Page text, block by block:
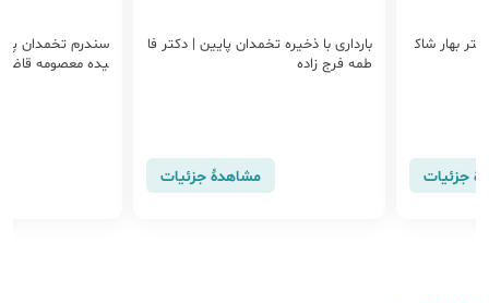
بهار شاک
جزئیات
بارداری با ذخیره تخمدان پایین | دکتر فا
طمه فرج زاده
مشاهدهٔ جزئیات
سندرم تخمدان
یده معصومه